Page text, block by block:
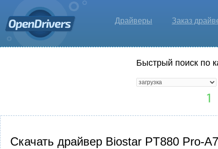
Драйверы Заказ
Быстрый поиск по
Скачать драйвер Biostar PT880 Pro-